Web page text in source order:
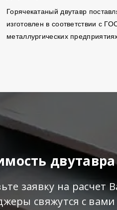
Горячекатаный двутавр
изготовлен в соответствии с
металлургических
заявку на
свяжутся с